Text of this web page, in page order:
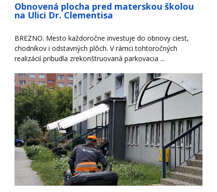
Obnovená plocha pred materskou školou
na Ulici Dr. Clementisa
BREZNO. Mesto každoročne investuje do obnovy ciest,
chodníkov i odstavných plôch. V rámci tohtoročných
realizácií pribudla zrekonštruovaná parkovacia ...